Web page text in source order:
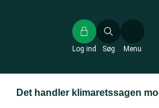
Søg
Log ind Menu
Det handler klimaretssagen